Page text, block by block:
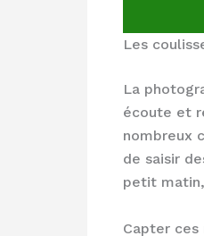
Les
La
écoute et
nombreux
de saisir
petit
Capter ces